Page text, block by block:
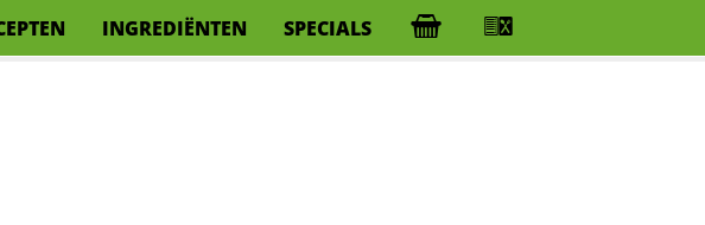
INGREDIËNTEN SPECIALS